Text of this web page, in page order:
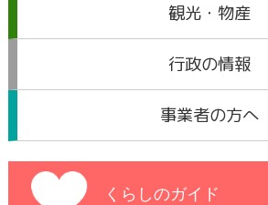
観光・物産
行政の情報
事業者の方へ
くらしのガイド